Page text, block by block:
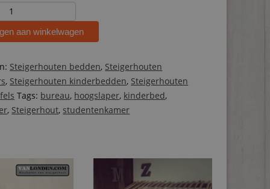
aan winkelwagen
Steigerhouten bedden, Steigerhouten
, Steigerhouten kinderbedden, Steigerhouten
Tags: bureau, hoogslaper, kinderbed,
, Steigerhout, studentenkamer